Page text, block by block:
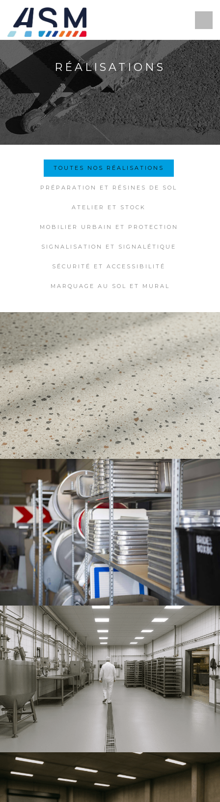
RÉALISATIONS
TOUTES NOS RÉALISATIONS
PRÉPARATION ET RÉSINES DE SOL
ATELIER ET STOCK
MOBILIER URBAIN ET PROTECTION
SIGNALISATION ET SIGNALÉTIQUE
SÉCURITÉ ET ACCESSIBILITÉ
MARQUAGE AU SOL ET MURAL